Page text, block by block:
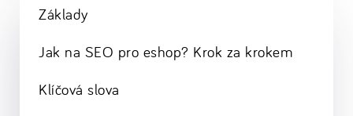
Základy
Jak na SEO pro eshop? Krok za krokem
Klíčová slova